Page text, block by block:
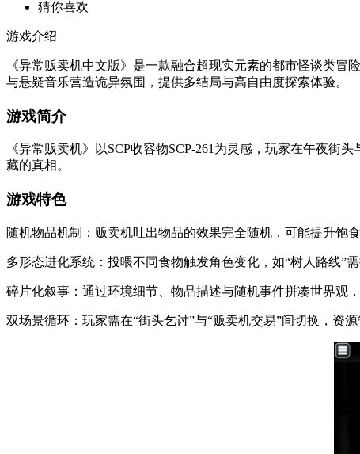
猜你喜欢
游戏介绍
《异常贩卖机中文版》是一款融合超现实元素的都市怪谈类
与悬疑音乐营造诡异氛围，提供多结局与高自由度探索体验。
游戏简介
《异常贩卖机》以SCP收容物SCP-261为灵感，玩家在午夜
藏的真相。
游戏特色
随机物品机制：贩卖机吐出物品的效果完全随机，可能提升饱
多形态进化系统：投喂不同食物触发角色变化，如“树人路线”
碎片化叙事：通过环境细节、物品描述与随机事件拼凑世界观，
双场景循环：玩家需在“街头乞讨”与“贩卖机交易”间切换，资源